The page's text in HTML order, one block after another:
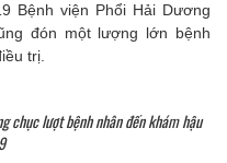
Bệnh viện Phổi Hải Dương
đón một lượng lớn bệnh
trị.
chục lượt bệnh nhân đến khám hậu